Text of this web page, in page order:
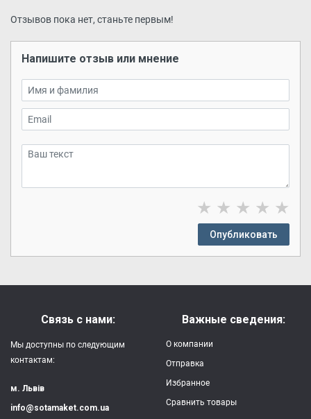
Отзывов пока нет, станьте первым!
Напишите отзыв или мнение
★ ★ ★ ★ ★
Опубликовать
Связь с нами:
Мы доступны по следующим
контактам:
м. Львів
info@sotamaket.com.ua
Важные сведения:
О компании
Отправка
Избранное
Сравнить товары